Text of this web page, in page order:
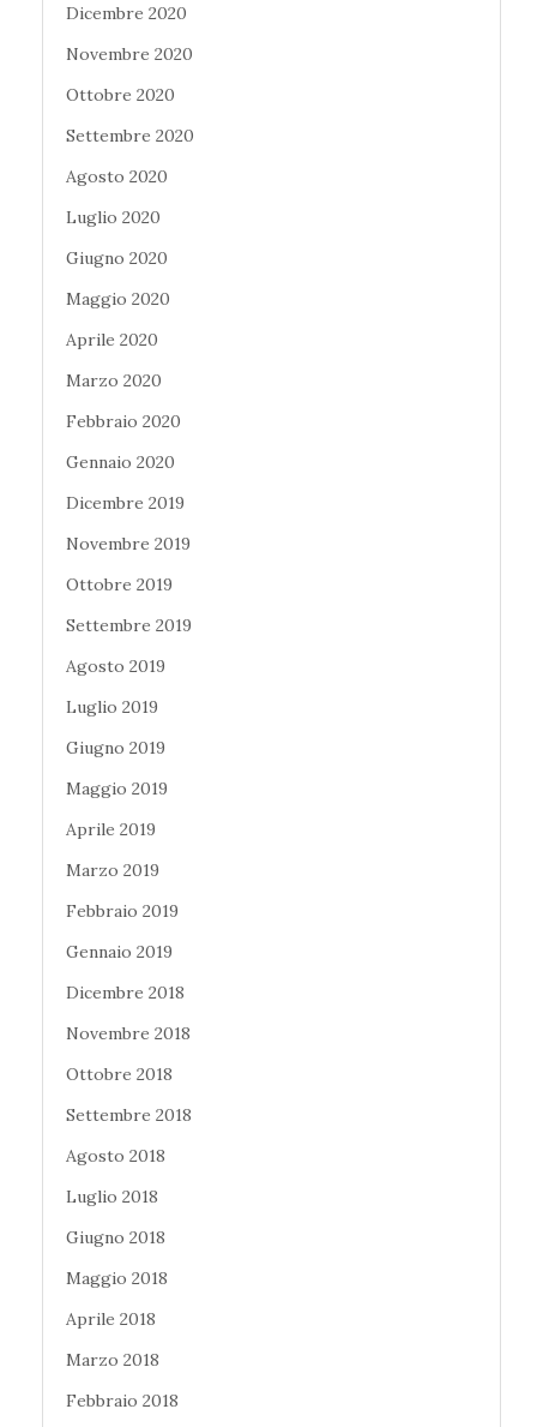
Dicembre 2020
Novembre 2020
Ottobre 2020
Settembre 2020
Agosto 2020
Luglio 2020
Giugno 2020
Maggio 2020
Aprile 2020
Marzo 2020
Febbraio 2020
Gennaio 2020
Dicembre 2019
Novembre 2019
Ottobre 2019
Settembre 2019
Agosto 2019
Luglio 2019
Giugno 2019
Maggio 2019
Aprile 2019
Marzo 2019
Febbraio 2019
Gennaio 2019
Dicembre 2018
Novembre 2018
Ottobre 2018
Settembre 2018
Agosto 2018
Luglio 2018
Giugno 2018
Maggio 2018
Aprile 2018
Marzo 2018
Febbraio 2018